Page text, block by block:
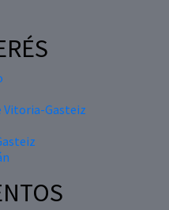
Vitoria-Gasteiz